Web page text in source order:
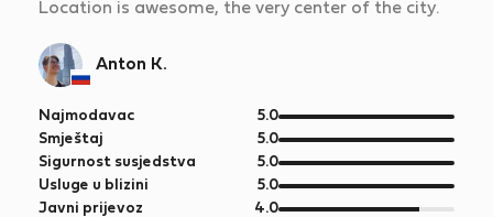
Location is awesome, the very center of the city.
Anton K.
Najmodavac 5.0od
5
Smještaj 5.0od
5
Sigurnost susjedstva 5.0od
5
Usluge u blizini 5.0od
5
Javni prijevoz 4.0od